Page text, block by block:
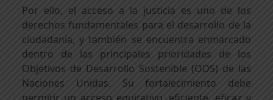
Por ello, el acceso a la justicia es uno de los
derechos fundamentales para el desarrollo de la
ciudadanía, y también se encuentra enmarcado
dentro de las principales prioridades de los
Objetivos de Desarrollo Sostenible (ODS) de las
Naciones Unidas. Su fortalecimiento debe